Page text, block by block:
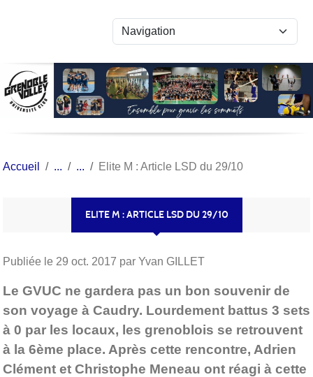
Accueil Elite M : Article LSD du 29/10
ELITE M : ARTICLE LSD DU 29/10
Publiée le 29 oct. 2017 par Yvan GILLET
Le GVUC ne gardera pas un bon souvenir de
son voyage à Caudry. Lourdement battus 3 sets
à 0 par les locaux, les grenoblois se retrouvent
à la 6ème place. Après cette rencontre, Adrien
Clément et Christophe Meneau ont réagi à cette